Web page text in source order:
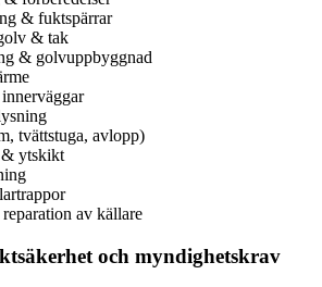
& fuktspärrar
& tak
& golvuppbyggnad
tvättstuga, avlopp)
& ytskikt
av källare
och myndighetskrav